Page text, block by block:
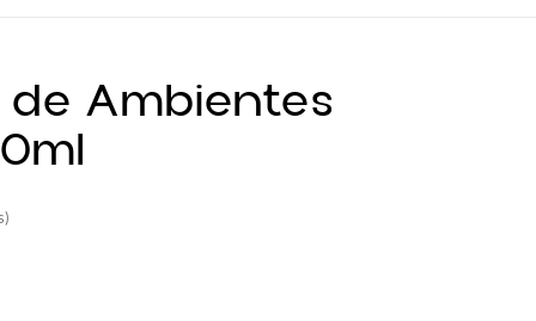
de Ambientes